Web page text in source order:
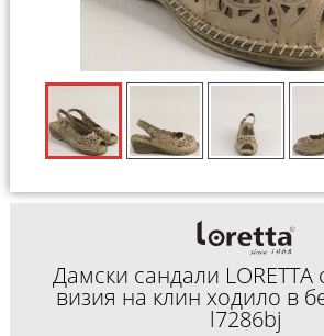
Дамски сандали LORETTA
визия на клин ходило в
l7286bj